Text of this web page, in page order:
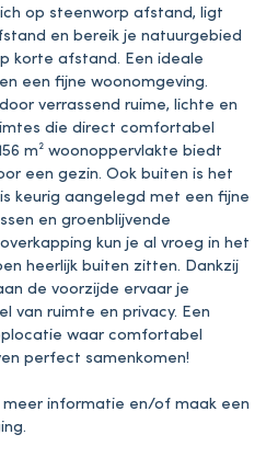
op steenworp afstand, ligt
en bereik je natuurgebied
korte afstand. Een ideale
een fijne woonomgeving.
verrassend ruime, lichte en
die direct comfortabel
m² woonoppervlakte biedt
een gezin. Ook buiten is het
keurig aangelegd met een fijne
en groenblijvende
kun je al vroeg in het
heerlijk buiten zitten. Dankzij
de voorzijde ervaar je
van ruimte en privacy. Een
waar comfortabel
perfect samenkomen!
meer informatie en/of maak een